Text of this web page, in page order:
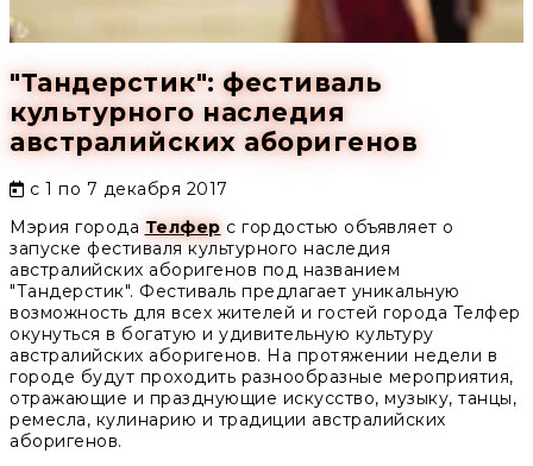
"Тандерстик": фестиваль
культурного наследия
австралийских аборигенов
с 1 по 7 декабря 2017
Мэрия города Телфер с гордостью объявляет о
запуске фестиваля культурного наследия
австралийских аборигенов под названием
"Тандерстик". Фестиваль предлагает уникальную
возможность для всех жителей и гостей города Телфер
окунуться в богатую и удивительную культуру
австралийских аборигенов. На протяжении недели в
городе будут проходить разнообразные мероприятия,
отражающие и празднующие искусство, музыку, танцы,
ремесла, кулинарию и традиции австралийских
аборигенов.